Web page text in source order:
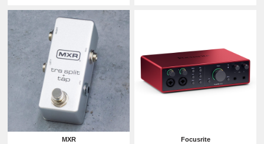
MXR
Focusrite